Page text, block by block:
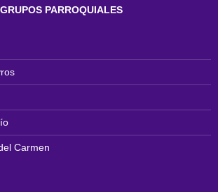
PARROQUIALES
Carmen